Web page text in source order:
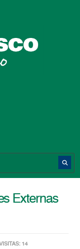
Externas
VISITAS: 14